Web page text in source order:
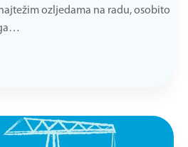
ozljedama na radu, osobito